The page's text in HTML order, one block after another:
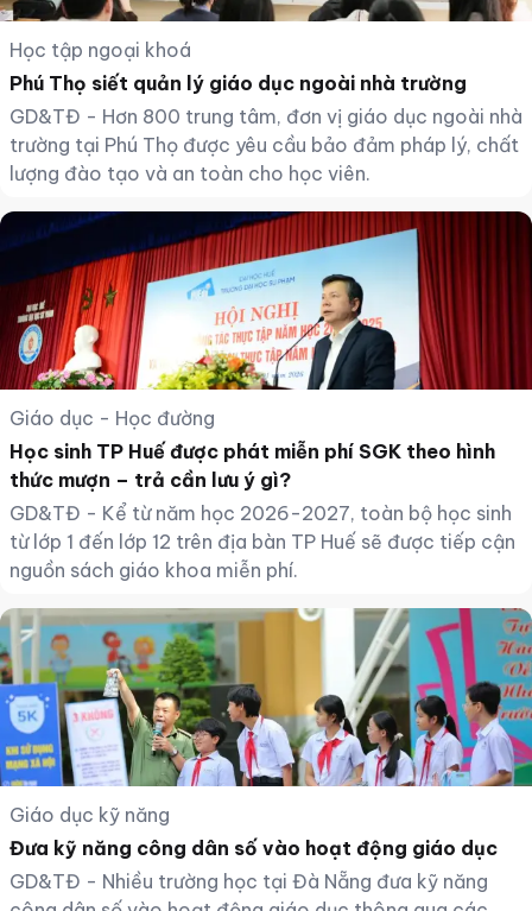
Học tập ngoại khoá
Phú Thọ siết quản lý giáo dục ngoài nhà trường
GD&TĐ - Hơn 800 trung tâm, đơn vị giáo dục ngoài nhà
trường tại Phú Thọ được yêu cầu bảo đảm pháp lý, chất
lượng đào tạo và an toàn cho học viên.
Giáo dục - Học đường
Học sinh TP Huế được phát miễn phí SGK theo hình
thức mượn – trả cần lưu ý gì?
GD&TĐ - Kể từ năm học 2026-2027, toàn bộ học sinh
từ lớp 1 đến lớp 12 trên địa bàn TP Huế sẽ được tiếp cận
nguồn sách giáo khoa miễn phí.
Giáo dục kỹ năng
Đưa kỹ năng công dân số vào hoạt động giáo dục
GD&TĐ - Nhiều trường học tại Đà Nẵng đưa kỹ năng